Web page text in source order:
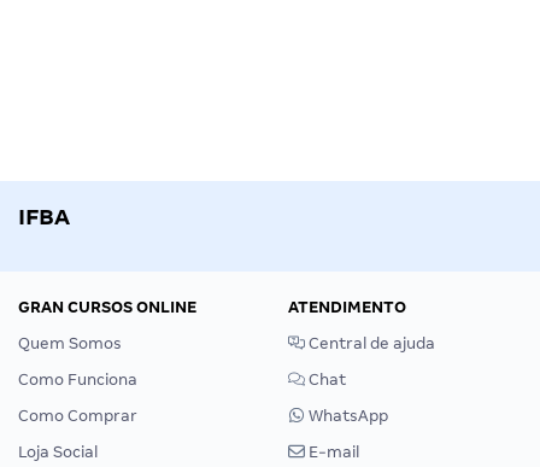
IFBA
GRAN CURSOS ONLINE
Quem Somos
Como Funciona
Como Comprar
Loja Social
ATENDIMENTO
Central de ajuda
Chat
WhatsApp
E-mail